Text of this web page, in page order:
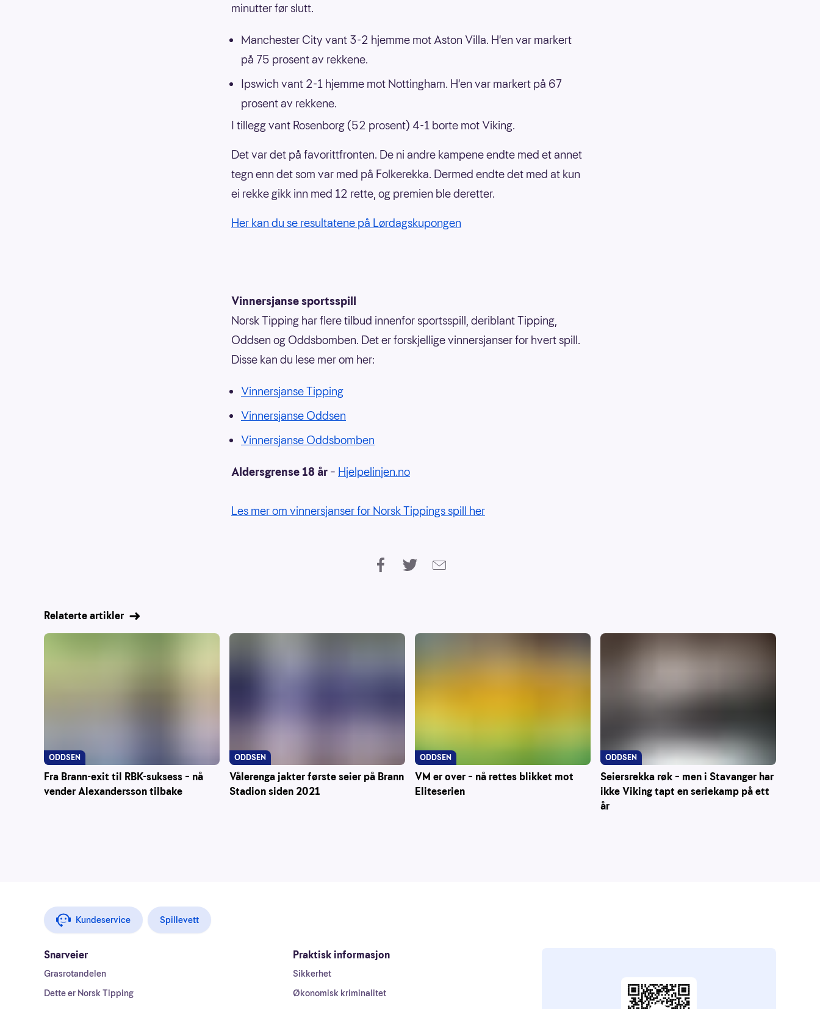
minutter før slutt.
Manchester City vant 3-2 hjemme mot Aston Villa. H'en var markert
på 75 prosent av rekkene.
Ipswich vant 2-1 hjemme mot Nottingham. H'en var markert på 67
prosent av rekkene.
I tillegg vant Rosenborg (52 prosent) 4-1 borte mot Viking.
Det var det på favorittfronten. De ni andre kampene endte med et annet
tegn enn det som var med på Folkerekka. Dermed endte det med at kun
ei rekke gikk inn med 12 rette, og premien ble deretter.
Her kan du se resultatene på Lørdagskupongen
Vinnersjanse sportsspill
Norsk Tipping har flere tilbud innenfor sportsspill, deriblant Tipping,
Oddsen og Oddsbomben. Det er forskjellige vinnersjanser for hvert spill.
Disse kan du lese mer om her:
Vinnersjanse Tipping
Vinnersjanse Oddsen
Vinnersjanse Oddsbomben
Aldersgrense 18 år – Hjelpelinjen.no
Les mer om vinnersjanser for Norsk Tippings spill her
Relaterte artikler
Fra Brann-exit til RBK-suksess – nå
vender Alexandersson tilbake
ODDSEN
Vålerenga jakter første seier på Brann
Stadion siden 2021
ODDSEN
VM er over – nå rettes blikket mot
Eliteserien
ODDSEN
Seiersrekka røk – men i Stavanger har
ikke Viking tapt en seriekamp på ett
år
ODDSEN
Kundeservice Spillevett
Snarveier
Grasrotandelen
Dette er Norsk Tipping
Praktisk informasjon
Sikkerhet
Økonomisk kriminalitet